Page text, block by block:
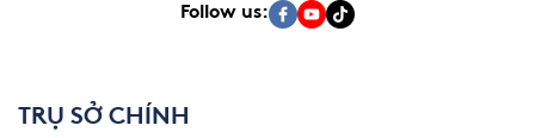
Follow us:
TRỤ SỞ CHÍNH